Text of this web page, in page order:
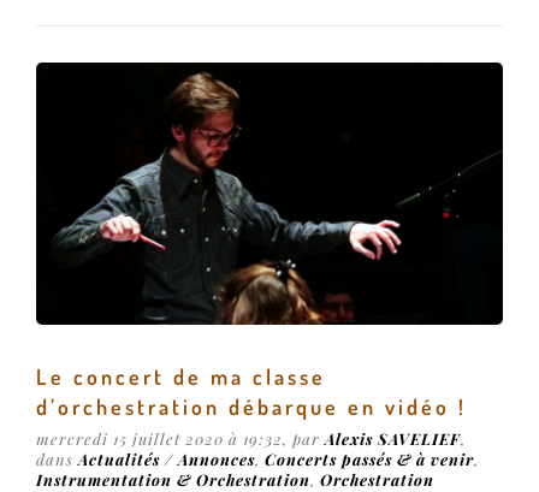
Le concert de ma classe
d’orchestration débarque en vidéo !
mercredi 15 juillet 2020 à 19:32, par Alexis SAVELIEF,
dans Actualités / Annonces, Concerts passés & à venir,
Instrumentation & Orchestration, Orchestration